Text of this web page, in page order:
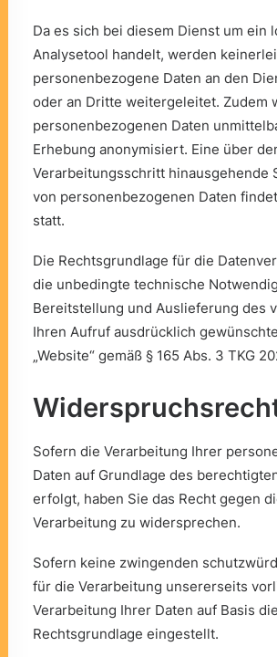
Da es sich bei diesem Dienst um ein
Analysetool handelt, werden keinerlei
personenbezogene Daten an den
oder an Dritte weitergeleitet. Zudem
personenbezogenen Daten
Erhebung anonymisiert. Eine über
Verarbeitungsschritt hinausgehende
von personenbezogenen Daten
statt.
Die Rechtsgrundlage für die
die unbedingte technische
Bereitstellung und Auslieferung des
Ihren Aufruf ausdrücklich
„Website“ gemäß § 165 Abs. 3 TKG
Sofern die Verarbeitung Ihrer
Daten auf Grundlage des
erfolgt, haben Sie das Recht gegen
Verarbeitung zu widersprechen.
Sofern keine zwingenden
für die Verarbeitung unsererseits
Verarbeitung Ihrer Daten auf Basis
Rechtsgrundlage eingestellt.